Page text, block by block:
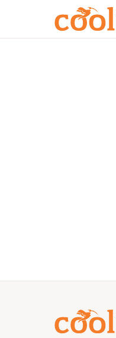
Zum Hauptinhalt springen